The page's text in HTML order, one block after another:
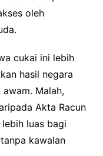
oleh
cukai ini lebih
hasil negara
Malah,
Akta Racun
luas bagi
kawalan